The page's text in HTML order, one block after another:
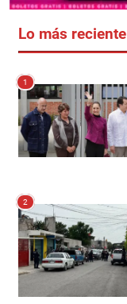
Lo más reciente
1
2